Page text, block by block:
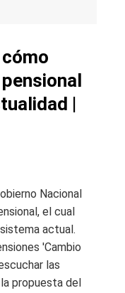
|
Nacional
el cual
actual.
'Cambio
las
propuesta del